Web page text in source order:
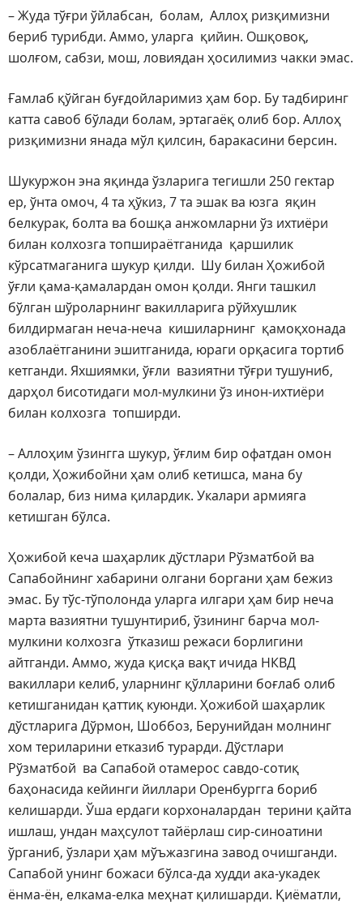
– Жуда тўғри ўйлабсан, болам, Аллоҳ ризқимизни
бериб турибди. Аммо, уларга қийин. Ошқовоқ,
шолғом, сабзи, мош, ловиядан ҳосилимиз чакки эмас.
Ғамлаб қўйган буғдойларимиз ҳам бор. Бу тадбиринг
катта савоб бўлади болам, эртагаёқ олиб бор. Аллоҳ
ризқимизни янада мўл қилсин, баракасини берсин.
Шукуржон эна яқинда ўзларига тегишли 250 гектар
ер, ўнта омоч, 4 та ҳўкиз, 7 та эшак ва юзга яқин
белкурак, болта ва бошқа анжомларни ўз ихтиёри
билан колхозга топшираётганида қаршилик
кўрсатмаганига шукур қилди. Шу билан Ҳожибой
ўғли қама-қамалардан омон қолди. Янги ташкил
бўлган шўроларнинг вакилларига рўйхушлик
билдирмаган неча-неча кишиларнинг қамоқхонада
азоблаётганини эшитганида, юраги орқасига тортиб
кетганди. Яхшиямки, ўғли вазиятни тўғри тушуниб,
дарҳол бисотидаги мол-мулкини ўз инон-ихтиёри
билан колхозга топширди.
– Аллоҳим ўзингга шукур, ўғлим бир офатдан омон
қолди, Ҳожибойни ҳам олиб кетишса, мана бу
болалар, биз нима қилардик. Укалари армияга
кетишган бўлса.
Ҳожибой кеча шаҳарлик дўстлари Рўзматбой ва
Сапабойнинг хабарини олгани боргани ҳам бежиз
эмас. Бу тўс-тўполонда уларга илгари ҳам бир неча
марта вазиятни тушунтириб, ўзининг барча мол-
мулкини колхозга ўтказиш режаси борлигини
айтганди. Аммо, жуда қисқа вақт ичида НКВД
вакиллари келиб, уларнинг қўлларини боғлаб олиб
кетишганидан қаттиқ куюнди. Ҳожибой шаҳарлик
дўстларига Дўрмон, Шоббоз, Берунийдан молнинг
хом териларини етказиб турарди. Дўстлари
Рўзматбой ва Сапабой отамерос савдо-сотиқ
баҳонасида кейинги йиллари Оренбургга бориб
келишарди. Ўша ердаги корхоналардан терини қайта
ишлаш, ундан маҳсулот тайёрлаш сир-синоатини
ўрганиб, ўзлари ҳам мўъжазгина завод очишганди.
Сапабой унинг божаси бўлса-да худди ака-укадек
ёнма-ён, елкама-елка меҳнат қилишарди. Қиёматли,